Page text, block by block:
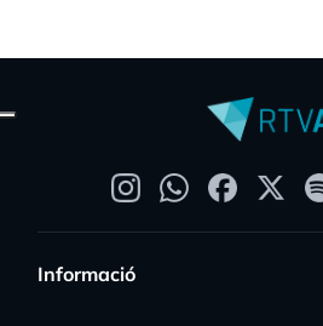
Informació